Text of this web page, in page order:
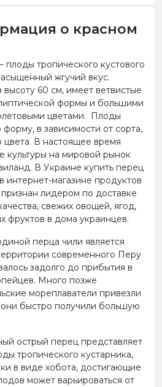
о красном
плоды тропического кустового
жгучий вкус.
высоту 60 см, имеет ветвистые
формы и большими
цветами. Плоды
в зависимости от сорта,
цвета. В настоящее время
культуры на мировой рынок
В Украине купить перец
интернет-магазине продуктов
лидером по доставке
свежих овощей, ягод,
фруктов в дома украинцев.
перца чили является
современного Перу
задолго до прибытия в
Много позже
мореплаватели привезли
быстро получили большую
острый перец представляет
тропического кустарника,
в виде хобота, достигающие
может варьироваться от